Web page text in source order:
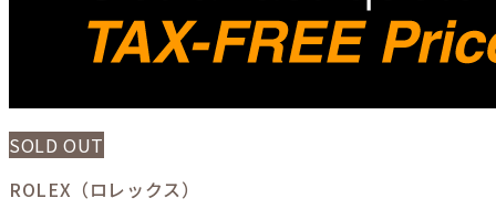
SOLD OUT
ROLEX（ロレックス）